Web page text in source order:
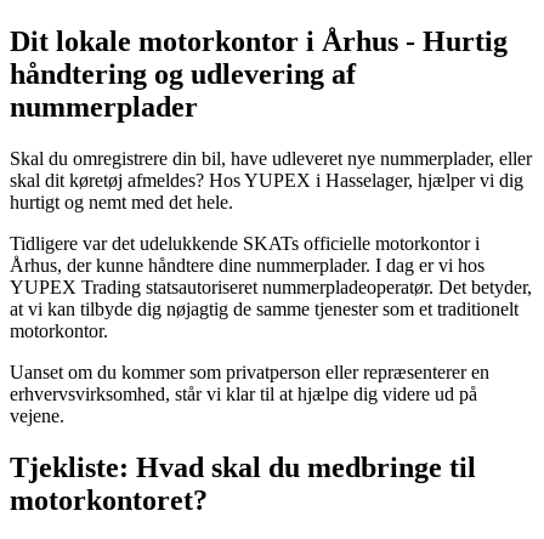
Dit lokale motorkontor i Århus - Hurtig
håndtering og udlevering af
nummerplader
Skal du omregistrere din bil, have udleveret nye nummerplader, eller
skal dit køretøj afmeldes? Hos YUPEX i Hasselager, hjælper vi dig
hurtigt og nemt med det hele.
Tidligere var det udelukkende SKATs officielle motorkontor i
Århus, der kunne håndtere dine nummerplader. I dag er vi hos
YUPEX Trading statsautoriseret nummerpladeoperatør. Det betyder,
at vi kan tilbyde dig nøjagtig de samme tjenester som et traditionelt
motorkontor.
Uanset om du kommer som privatperson eller repræsenterer en
erhvervsvirksomhed, står vi klar til at hjælpe dig videre ud på
vejene.
Tjekliste: Hvad skal du medbringe til
motorkontoret?